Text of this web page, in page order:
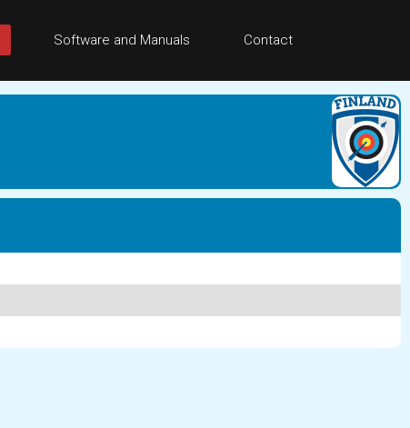
Software and Manuals Contact